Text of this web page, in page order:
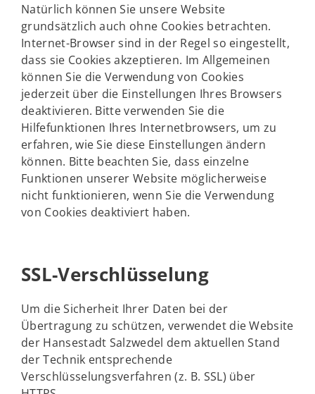
Natürlich können Sie unsere Website
grundsätzlich auch ohne Cookies betrachten.
Internet-Browser sind in der Regel so eingestellt,
dass sie Cookies akzeptieren. Im Allgemeinen
können Sie die Verwendung von Cookies
jederzeit über die Einstellungen Ihres Browsers
deaktivieren. Bitte verwenden Sie die
Hilfefunktionen Ihres Internetbrowsers, um zu
erfahren, wie Sie diese Einstellungen ändern
können. Bitte beachten Sie, dass einzelne
Funktionen unserer Website möglicherweise
nicht funktionieren, wenn Sie die Verwendung
von Cookies deaktiviert haben.
SSL-Verschlüsselung
Um die Sicherheit Ihrer Daten bei der
Übertragung zu schützen, verwendet die Website
der Hansestadt Salzwedel dem aktuellen Stand
der Technik entsprechende
Verschlüsselungsverfahren (z. B. SSL) über